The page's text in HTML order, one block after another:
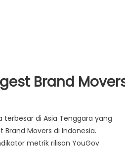
Brand
terbesar di Asia Tenggara yang
Movers di Indonesia.
metrik rilisan YouGov